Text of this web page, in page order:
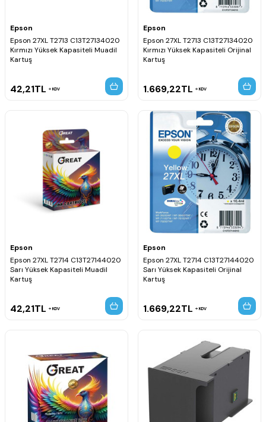
Epson
Epson 27XL T2713 C13T27134020
Kırmızı Yüksek Kapasiteli Muadil
Kartuş
42,21TL KDV
Epson
Epson 27XL T2713 C13T27134020
Kırmızı Yüksek Kapasiteli Orijinal
Kartuş
1.669,22TL KDV
Epson
Epson 27XL T2714 C13T27144020
Sarı Yüksek Kapasiteli Muadil
Kartuş
42,21TL KDV
Epson
Epson 27XL T2714 C13T27144020
Sarı Yüksek Kapasiteli Orijinal
Kartuş
1.669,22TL KDV